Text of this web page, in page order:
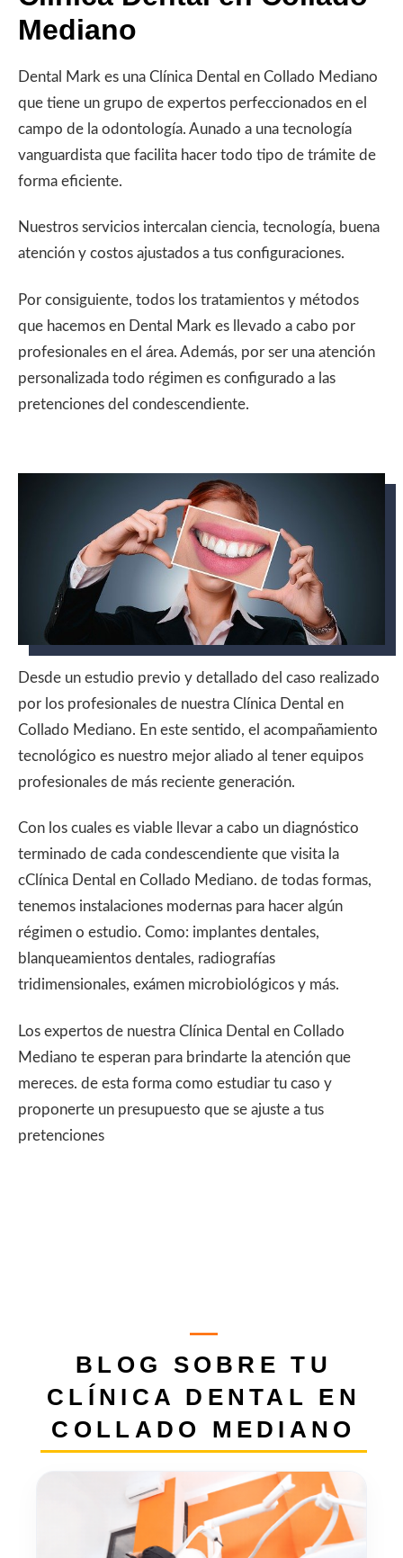
Mediano
Dental Mark es una Clínica Dental en Collado Mediano
que tiene un grupo de expertos perfeccionados en el
campo de la odontología. Aunado a una tecnología
vanguardista que facilita hacer todo tipo de trámite de
forma eficiente.
Nuestros servicios intercalan ciencia, tecnología, buena
atención y costos ajustados a tus configuraciones.
Por consiguiente, todos los tratamientos y métodos
que hacemos en Dental Mark es llevado a cabo por
profesionales en el área. Además, por ser una atención
personalizada todo régimen es configurado a las
pretenciones del condescendiente.
Desde un estudio previo y detallado del caso realizado
por los profesionales de nuestra Clínica Dental en
Collado Mediano. En este sentido, el acompañamiento
tecnológico es nuestro mejor aliado al tener equipos
profesionales de más reciente generación.
Con los cuales es viable llevar a cabo un diagnóstico
terminado de cada condescendiente que visita la
cClínica Dental en Collado Mediano. de todas formas,
tenemos instalaciones modernas para hacer algún
régimen o estudio. Como: implantes dentales,
blanqueamientos dentales, radiografías
tridimensionales, exámen microbiológicos y más.
Los expertos de nuestra Clínica Dental en Collado
Mediano te esperan para brindarte la atención que
mereces. de esta forma como estudiar tu caso y
proponerte un presupuesto que se ajuste a tus
pretenciones
BLOG SOBRE TU
CLÍNICA DENTAL EN
COLLADO MEDIANO